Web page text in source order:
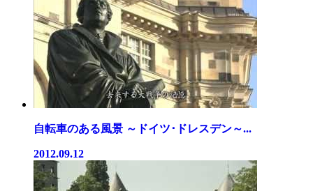
自転車のある風景 ～ドイツ･ドレスデン～...
2012.09.12